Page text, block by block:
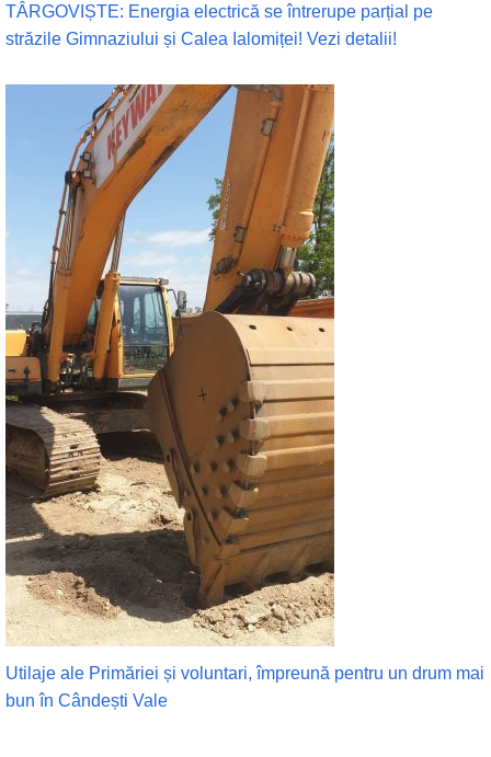
TÂRGOVIȘTE: Energia electrică se întrerupe parțial pe
străzile Gimnaziului și Calea Ialomiței! Vezi detalii!
Utilaje ale Primăriei și voluntari, împreună pentru un drum mai
bun în Cândești Vale